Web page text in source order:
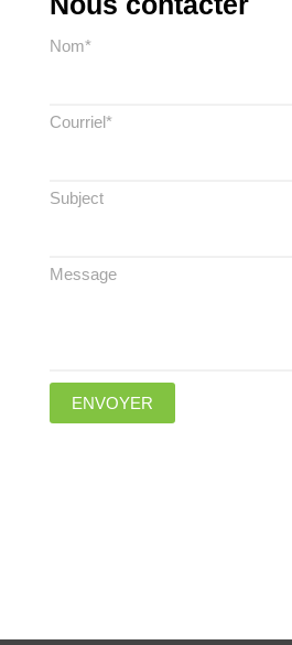
Nom*
Courriel*
Subject
Message